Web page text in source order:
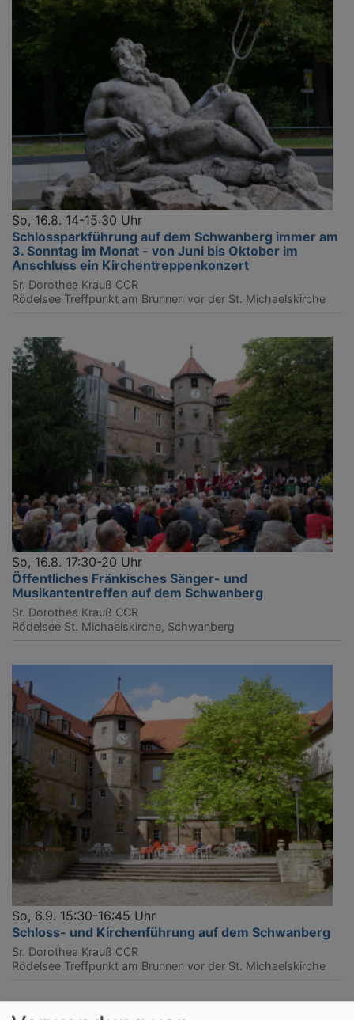
So, 16.8. 14-15:30 Uhr
Schlossparkführung auf dem Schwanberg immer am
3. Sonntag im Monat - von Juni bis Oktober im
Anschluss ein Kirchentreppenkonzert
Sr. Dorothea Krauß CCR
Rödelsee Treffpunkt am Brunnen vor der St. Michaelskirche
So, 16.8. 17:30-20 Uhr
Öffentliches Fränkisches Sänger- und
Musikantentreffen auf dem Schwanberg
Sr. Dorothea Krauß CCR
Rödelsee St. Michaelskirche, Schwanberg
So, 6.9. 15:30-16:45 Uhr
Schloss- und Kirchenführung auf dem Schwanberg
Sr. Dorothea Krauß CCR
Rödelsee Treffpunkt am Brunnen vor der St. Michaelskirche
Alle Veranstaltungen